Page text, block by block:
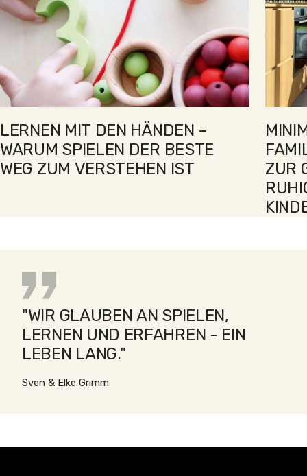
LERNEN MIT DEN HÄNDEN –
WARUM SPIELEN DER BESTE
WEG ZUM VERSTEHEN IST
ZUR
"WIR GLAUBEN AN SPIELEN,
LERNEN UND ERFAHREN - EIN
LEBEN LANG."
Sven & Elke Grimm